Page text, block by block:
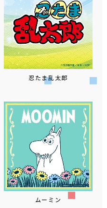
忍たま乱太郎
ムーミン